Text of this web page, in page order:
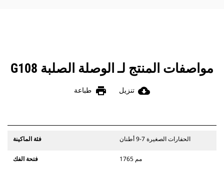
مواصفات المنتج لـ الوصلة الصلبة G108
cloud_download تنزيل print طباعة
فئة الماكينة الحفارات الصغيرة 7-9 أطنان
فتحة الفك 1765 مم